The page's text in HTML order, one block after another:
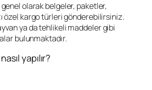
olarak belgeler, paketler,
özel kargo türleri gönderebilirsiniz.
ya da tehlikeli maddeler gibi
bulunmaktadır.
yapılır?